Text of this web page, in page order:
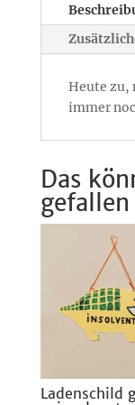
Heute zu,
immer
Das
Ladenschild